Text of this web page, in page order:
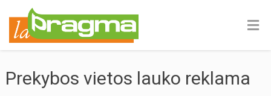
Prekybos vietos lauko reklama